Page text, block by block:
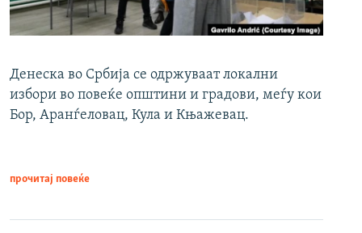
Денеска во Србија се одржуваат локални
избори во повеќе општини и градови, меѓу кои
Бор, Аранѓеловац, Кула и Књажевац.
прочитај повеќе